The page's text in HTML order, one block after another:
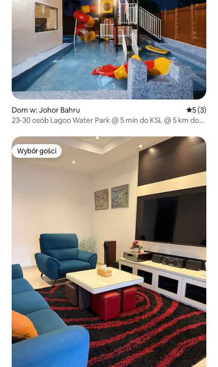
Dom w: Johor Bahru Średnia
5 (3)
23-30 osób Lagoo Water Park @ 5 min do KSL @ 5 km do
Wybór gości
Wybór gości